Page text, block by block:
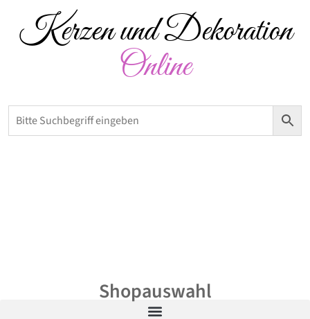
Kerzen und Dekoration
Online
Shopauswahl